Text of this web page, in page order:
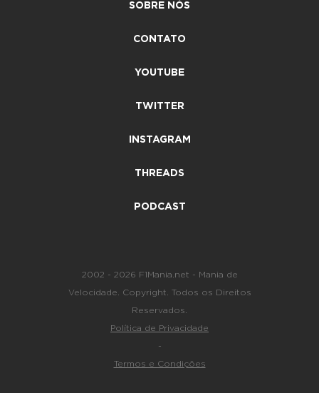
SOBRE NÓS
CONTATO
YOUTUBE
TWITTER
INSTAGRAM
THREADS
PODCAST
2002 - 2026 F1Mania.net - Mania de
Velocidade. Copyright. Todos os Direitos
Reservados.
Política de Privacidade
-
Termos e Condições